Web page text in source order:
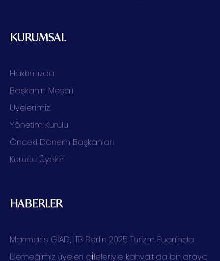
KURUMSAL
Hakkımızda
Başkanın Mesajı
Üyelerimiz
Yönetim Kurulu
Önceki Dönem Başkanları
Kurucu Üyeler
HABERLER
Marmaris GİAD, ITB Berlin 2025 Turizm Fuarı’nda
Derneğimiz üyeleri ai̇leleriyle kahvaltıda bir araya